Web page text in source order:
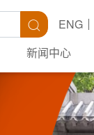
搜寻ENG
新闻中心